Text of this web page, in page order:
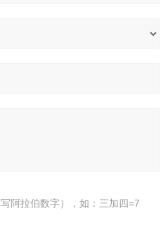
阿拉伯数字），如：三加四=7